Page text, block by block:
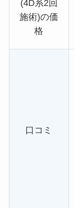
(4D系2回
施術)の価
格
口コミ